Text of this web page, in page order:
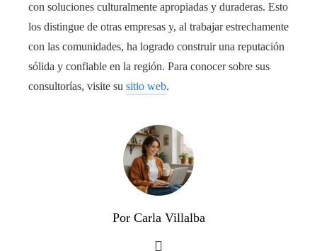
con soluciones culturalmente apropiadas y duraderas. Esto
los distingue de otras empresas y, al trabajar estrechamente
con las comunidades, ha logrado construir una reputación
sólida y confiable en la región. Para conocer sobre sus
consultorías, visite su sitio web.
Por Carla Villalba